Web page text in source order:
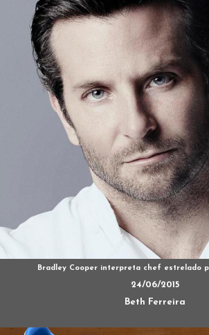
Bradley Cooper interpreta chef estrelado
24/06/2015
Beth Ferreira